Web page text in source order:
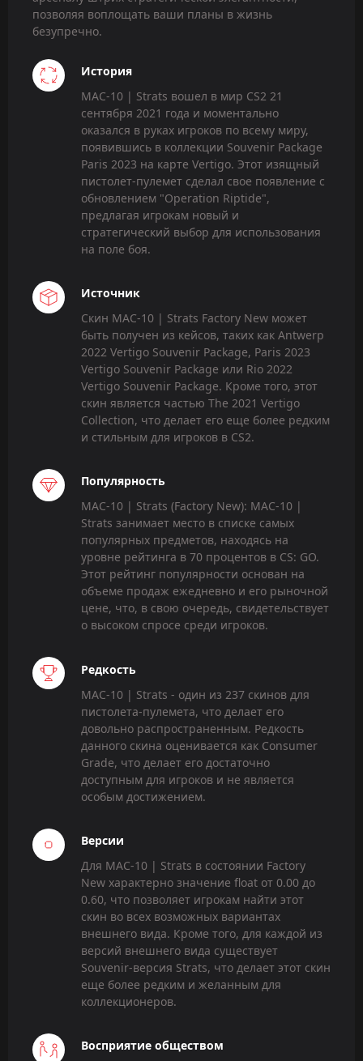
позволяя воплощать ваши планы в жизнь
безупречно.
История
MAC-10 | Strats вошел в мир CS2 21
сентября 2021 года и моментально
оказался в руках игроков по всему миру,
появившись в коллекции Souvenir Package
Paris 2023 на карте Vertigo. Этот изящный
пистолет-пулемет сделал свое появление с
обновлением "Operation Riptide",
предлагая игрокам новый и
стратегический выбор для использования
на поле боя.
Источник
Скин MAC-10 | Strats Factory New может
быть получен из кейсов, таких как Antwerp
2022 Vertigo Souvenir Package, Paris 2023
Vertigo Souvenir Package или Rio 2022
Vertigo Souvenir Package. Кроме того, этот
скин является частью The 2021 Vertigo
Collection, что делает его еще более редким
и стильным для игроков в CS2.
Популярность
MAC-10 | Strats (Factory New): MAC-10 |
Strats занимает место в списке самых
популярных предметов, находясь на
уровне рейтинга в 70 процентов в CS: GO.
Этот рейтинг популярности основан на
объеме продаж ежедневно и его рыночной
цене, что, в свою очередь, свидетельствует
о высоком спросе среди игроков.
Редкость
MAC-10 | Strats - один из 237 скинов для
пистолета-пулемета, что делает его
довольно распространенным. Редкость
данного скина оценивается как Consumer
Grade, что делает его достаточно
доступным для игроков и не является
особым достижением.
Версии
Для MAC-10 | Strats в состоянии Factory
New характерно значение float от 0.00 до
0.60, что позволяет игрокам найти этот
скин во всех возможных вариантах
внешнего вида. Кроме того, для каждой из
версий внешнего вида существует
Souvenir-версия Strats, что делает этот скин
еще более редким и желанным для
коллекционеров.
Восприятие обществом